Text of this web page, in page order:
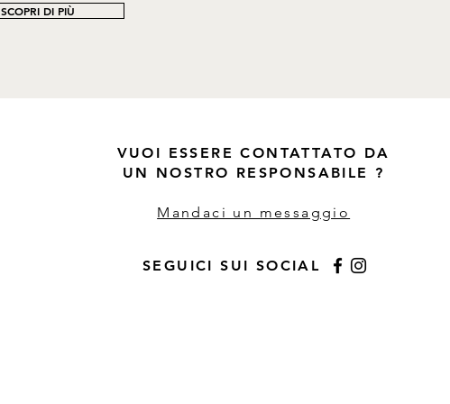
SCOPRI DI PIÙ
VUOI ESSERE CONTATTATO DA
UN NOSTRO RESPONSABILE ?
Mandaci un messaggio
SEGUICI SUI SOCIAL